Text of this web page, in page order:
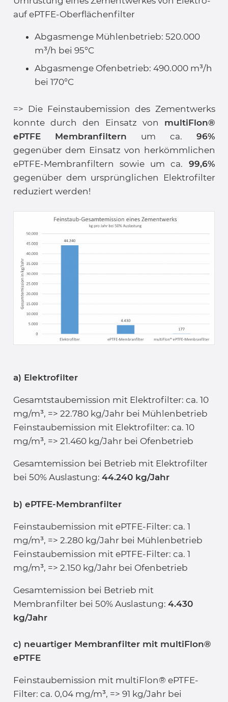
auf ePTFE-Oberflächenfilter
Abgasmenge Mühlenbetrieb: 520.000
m³/h bei 95°C
Abgasmenge Ofenbetrieb: 490.000 m³/h
bei 170°C
=> Die Feinstaubemission des Zementwerks
konnte durch den Einsatz von multiFlon®
ePTFE Membranfiltern um ca. 96%
gegenüber dem Einsatz von herkömmlichen
ePTFE-Membranfiltern sowie um ca. 99,6%
gegenüber dem ursprünglichen Elektrofilter
reduziert werden!
a) Elektrofilter
Gesamtstaubemission mit Elektrofilter: ca. 10
mg/m³, => 22.780 kg/Jahr bei Mühlenbetrieb
Feinstaubemission mit Elektrofilter: ca. 10
mg/m³, => 21.460 kg/Jahr bei Ofenbetrieb
Gesamtemission bei Betrieb mit Elektrofilter
bei 50% Auslastung: 44.240 kg/Jahr
b) ePTFE-Membranfilter
Feinstaubemission mit ePTFE-Filter: ca. 1
mg/m³, => 2.280 kg/Jahr bei Mühlenbetrieb
Feinstaubemission mit ePTFE-Filter: ca. 1
mg/m³, => 2.150 kg/Jahr bei Ofenbetrieb
Gesamtemission bei Betrieb mit
Membranfilter bei 50% Auslastung: 4.430
kg/Jahr
c) neuartiger Membranfilter mit multiFlon®
ePTFE
Feinstaubemission mit multiFlon® ePTFE-
Filter: ca. 0,04 mg/m³, => 91 kg/Jahr bei